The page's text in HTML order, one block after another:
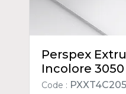
Perspex
Incolore
Code :